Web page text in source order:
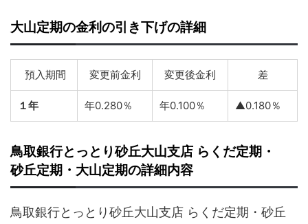
大山定期の金利の引き下げの詳細
預入期間 変更前金利 変更後金利 差
１年 年0.280％ 年0.100％ ▲0.180％
鳥取銀行とっとり砂丘大山支店 らくだ定期・
砂丘定期・大山定期の詳細内容
鳥取銀行とっとり砂丘大山支店 らくだ定期・砂丘